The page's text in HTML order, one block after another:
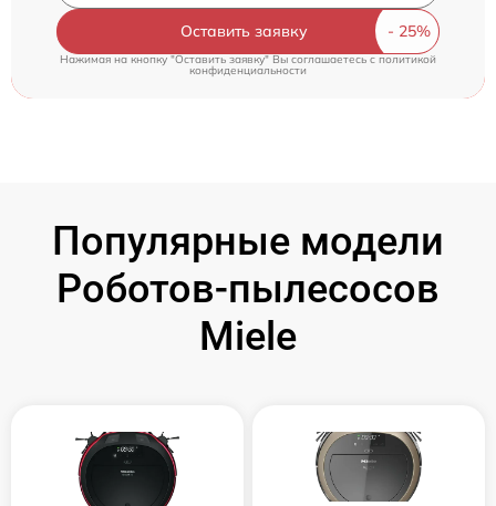
Оставить заявку
Нажимая на кнопку "Оставить заявку" Вы соглашаетесь cполитикой
конфиденциальности
Популярные модели
Роботов-пылесосов
Miele